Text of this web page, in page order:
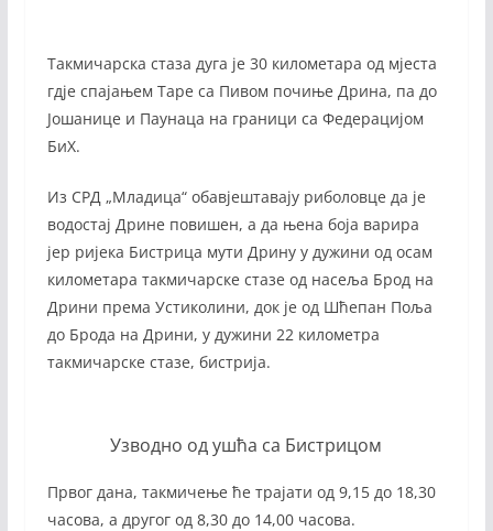
Такмичарска стаза дуга је 30 километара од мјеста
гдје спајањем Таре са Пивом почиње Дрина, па до
Јошанице и Паунаца на граници са Федерацијом
БиХ.
Из СРД „Младица“ обавјештавају риболовце да је
водостај Дрине повишен, а да њена боја варира
јер ријека Бистрица мути Дрину у дужини од осам
километара такмичарске стазе од насеља Брод на
Дрини према Устиколини, док је од Шћепан Поља
до Брода на Дрини, у дужини 22 километра
такмичарске стазе, бистрија.
Узводно од ушћа са Бистрицом
Првог дана, такмичење ће трајати од 9,15 до 18,30
часова, а другог од 8,30 до 14,00 часова.